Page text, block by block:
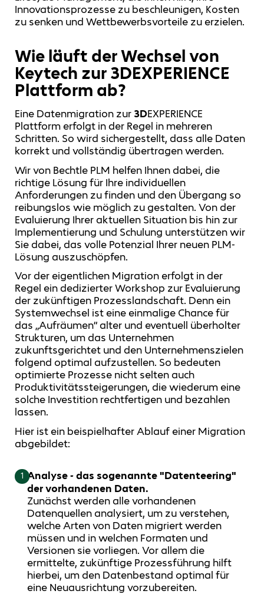
Innovationsprozesse zu beschleunigen, Kosten
zu senken und Wettbewerbsvorteile zu erzielen.
Wie läuft der Wechsel von
Keytech zur 3DEXPERIENCE
Plattform ab?
Eine Datenmigration zur 3DEXPERIENCE
Plattform erfolgt in der Regel in mehreren
Schritten. So wird sichergestellt, dass alle Daten
korrekt und vollständig übertragen werden.
Wir von Bechtle PLM helfen Ihnen dabei, die
richtige Lösung für Ihre individuellen
Anforderungen zu finden und den Übergang so
reibungslos wie möglich zu gestalten. Von der
Evaluierung Ihrer aktuellen Situation bis hin zur
Implementierung und Schulung unterstützen wir
Sie dabei, das volle Potenzial Ihrer neuen PLM-
Lösung auszuschöpfen.
Vor der eigentlichen Migration erfolgt in der
Regel ein dedizierter Workshop zur Evaluierung
der zukünftigen Prozesslandschaft. Denn ein
Systemwechsel ist eine einmalige Chance für
das „Aufräumen“ alter und eventuell überholter
Strukturen, um das Unternehmen
zukunftsgerichtet und den Unternehmenszielen
folgend optimal aufzustellen. So bedeuten
optimierte Prozesse nicht selten auch
Produktivitätssteigerungen, die wiederum eine
solche Investition rechtfertigen und bezahlen
lassen.
Hier ist ein beispielhafter Ablauf einer Migration
abgebildet:
1 Analyse - das sogenannte "Datenteering"
der vorhandenen Daten.
Zunächst werden alle vorhandenen
Datenquellen analysiert, um zu verstehen,
welche Arten von Daten migriert werden
müssen und in welchen Formaten und
Versionen sie vorliegen. Vor allem die
ermittelte, zukünftige Prozessführung hilft
hierbei, um den Datenbestand optimal für
eine Neuausrichtung vorzubereiten.